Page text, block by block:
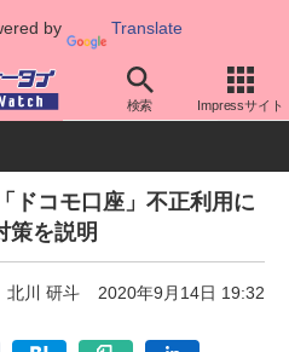
by Translate
検索 Impressサイト
コモ アプリ・サービス
ドコモ口座」不正利用に
策を説明
北川 研斗 2020年9月14日 19:32